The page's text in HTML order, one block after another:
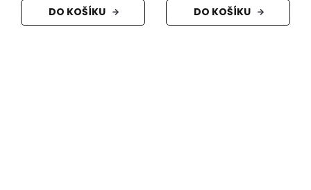
DO KOŠÍKU DO KOŠÍKU